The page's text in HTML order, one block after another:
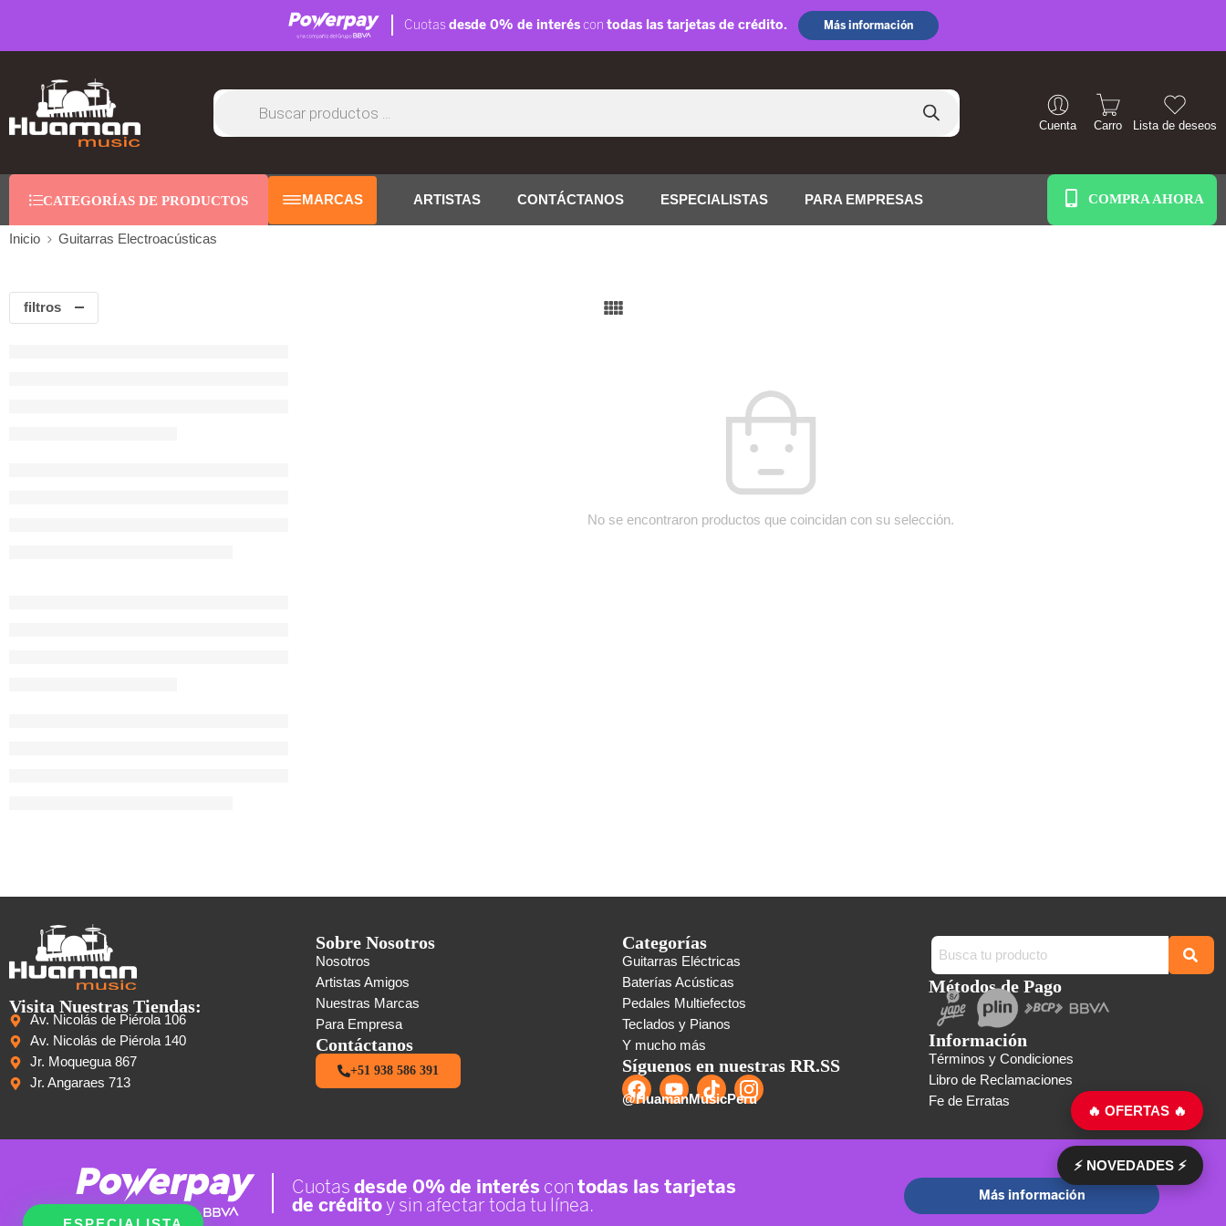
Cuenta Carro Lista de deseos
CATEGORÍAS DE PRODUCTOS MARCAS ARTISTAS CONTÁCTANOS ESPECIALISTAS PARA EMPRESAS +51 938 586 391
Inicio Guitarras Electroacústicas
filtros
No se encontraron productos que coincidan con su selección.
Visita Nuestras Tiendas:
Av. Nicolás de Piérola 106
Av. Nicolás de Piérola 140
Jr. Moquegua 867
Jr. Angaraes 713
Sobre Nosotros
Nosotros
Artistas Amigos
Nuestras Marcas
Para Empresa
Contáctanos
+51 938 586 391
Categorías
Guitarras Eléctricas
Baterías Acústicas
Pedales Multiefectos
Teclados y Pianos
Y mucho más
Síguenos en nuestras RR.SS
@HuamanMusicPeru
Métodos de Pago
Información
Términos y Condiciones
Libro de Reclamaciones
Fe de Erratas
🔥 OFERTAS 🔥
⚡ NOVEDADES ⚡